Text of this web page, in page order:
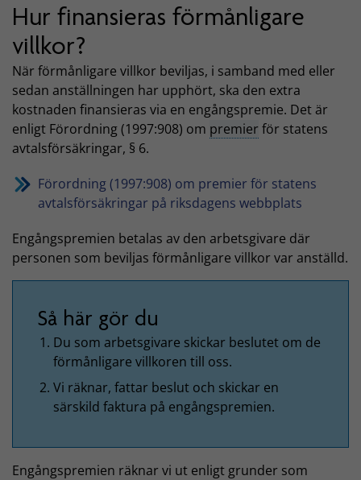
Hur finansieras förmånligare
villkor?
När förmånligare villkor beviljas, i samband med eller
sedan anställningen har upphört, ska den extra
kostnaden finansieras via en engångspremie. Det är
enligt Förordning (1997:908) om premier för statens
avtalsförsäkringar, § 6.
Förordning (1997:908) om premier för statens
avtalsförsäkringar på riksdagens webbplats
Engångspremien betalas av den arbetsgivare där
personen som beviljas förmånligare villkor var anställd.
Så här gör du
Du som arbetsgivare skickar beslutet om de
förmånligare villkoren till oss.
Vi räknar, fattar beslut och skickar en
särskild faktura på engångspremien.
Engångspremien räknar vi ut enligt grunder som